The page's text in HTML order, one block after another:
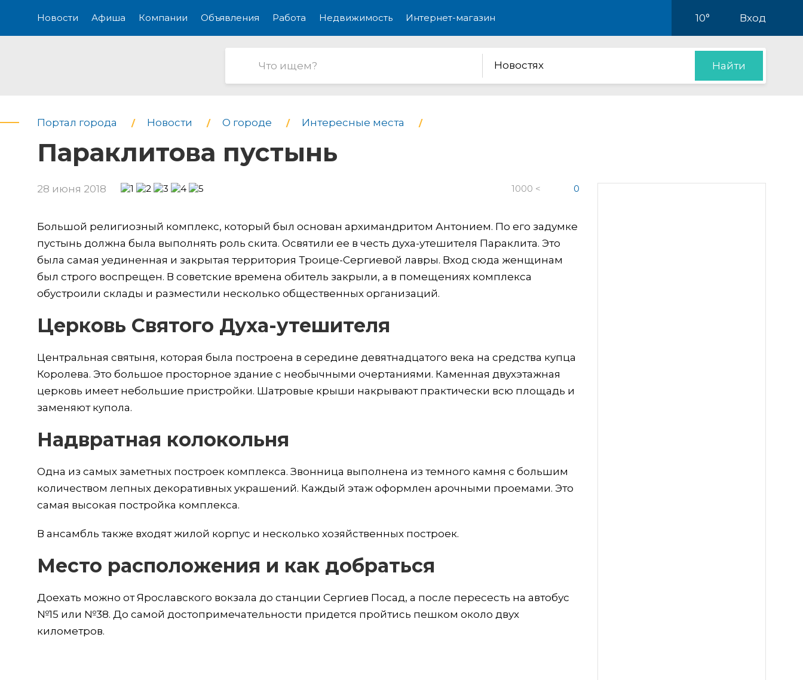
Новости Афиша Компании Объявления Работа Недвижимость Интернет-магазин 10° Вход
Новостях Найти
Портал города Новости О городе Интересные места
Параклитова пустынь
28 июня 2018 1000 < 0
Большой религиозный комплекс, который был основан архимандритом Антонием. По его задумке
пустынь должна была выполнять роль скита. Освятили ее в честь духа-утешителя Параклита. Это
была самая уединенная и закрытая территория Троице-Сергиевой лавры. Вход сюда женщинам
был строго воспрещен. В советские времена обитель закрыли, а в помещениях комплекса
обустроили склады и разместили несколько общественных организаций.
Церковь Святого Духа-утешителя
Центральная святыня, которая была построена в середине девятнадцатого века на средства купца
Королева. Это большое просторное здание с необычными очертаниями. Каменная двухэтажная
церковь имеет небольшие пристройки. Шатровые крыши накрывают практически всю площадь и
заменяют купола.
Надвратная колокольня
Одна из самых заметных построек комплекса. Звонница выполнена из темного камня с большим
количеством лепных декоративных украшений. Каждый этаж оформлен арочными проемами. Это
самая высокая постройка комплекса.
В ансамбль также входят жилой корпус и несколько хозяйственных построек.
Место расположения и как добраться
Доехать можно от Ярославского вокзала до станции Сергиев Посад, а после пересесть на автобус
№15 или №38. До самой достопримечательности придется пройтись пешком около двух
километров.